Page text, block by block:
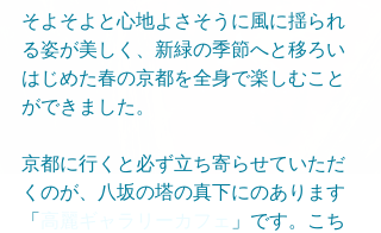
そよそよと心地よさそうに風に揺られ
る姿が美しく、新緑の季節へと移ろい
はじめた春の京都を全身で楽しむこと
ができました。
京都に行くと必ず立ち寄らせていただ
くのが、八坂の塔の真下にのあります
「
」です。こち